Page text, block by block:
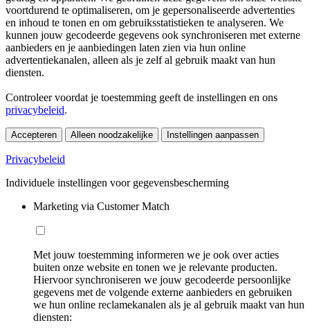
voortdurend te optimaliseren, om je gepersonaliseerde advertenties
en inhoud te tonen en om gebruiksstatistieken te analyseren. We
kunnen jouw gecodeerde gegevens ook synchroniseren met externe
aanbieders en je aanbiedingen laten zien via hun online
advertentiekanalen, alleen als je zelf al gebruik maakt van hun
diensten.
Controleer voordat je toestemming geeft de instellingen en ons
privacybeleid.
Accepteren Alleen noodzakelijke Instellingen aanpassen
Privacybeleid
Individuele instellingen voor gegevensbescherming
Marketing via Customer Match
Met jouw toestemming informeren we je ook over acties
buiten onze website en tonen we je relevante producten.
Hiervoor synchroniseren we jouw gecodeerde persoonlijke
gegevens met de volgende externe aanbieders en gebruiken
we hun online reclamekanalen als je al gebruik maakt van hun
diensten: